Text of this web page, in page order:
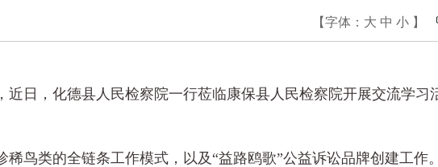
【字体： 大 中 小 】
日，化德县人民检察院一行莅临康保县人民检察院开展交流学习
鸟类的全链条工作模式，以及“益路鸥歌”公益诉讼品牌创建工作